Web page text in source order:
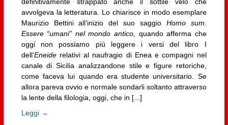
definitivamente strappato anche il sottile velo che
avvolgeva la letteratura. Lo chiarisce in modo esemplare
Maurizio Bettini all’inizio del suo saggio Homo sum.
Essere “umani” nel mondo antico, quando afferma che
oggi non possiamo più leggere i versi del libro I
dell’Eneiderelativi al naufragio di Enea e compagni nel
canale di Sicilia analizzandone stile e figure retoriche,
come faceva lui quando era studente universitario. Se
allora pareva ovvio e normale sondarli soltanto attraverso
la lente della filologia, oggi, che in [...]
Leggi →